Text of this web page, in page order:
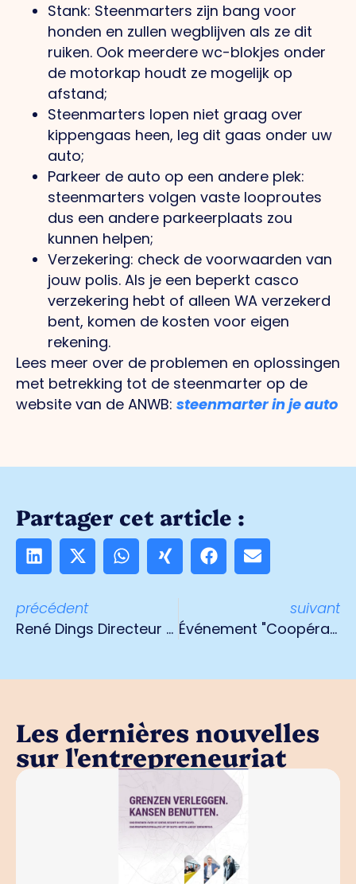
Stank: Steenmarters zijn bang voor
honden en zullen wegblijven als ze dit
ruiken. Ook meerdere wc-blokjes onder
de motorkap houdt ze mogelijk op
afstand;
Steenmarters lopen niet graag over
kippengaas heen, leg dit gaas onder uw
auto;
Parkeer de auto op een andere plek:
steenmarters volgen vaste looproutes
dus een andere parkeerplaats zou
kunnen helpen;
Verzekering: check de voorwaarden van
jouw polis. Als je een beperkt casco
verzekering hebt of alleen WA verzekerd
bent, komen de kosten voor eigen
rekening.
Lees meer over de problemen en oplossingen
met betrekking tot de steenmarter op de
website van de ANWB: steenmarter in je auto
Partager cet article :
précédent
René Dings Directeur opérationnel à Ondernemend Venlo
suivant
Événement "Coopération numérique entre le port maritime et l'arrière-pays" 18 septembre 2024
Les dernières nouvelles
sur l'entrepreneuriat